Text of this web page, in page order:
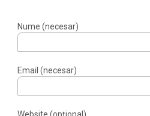
Nume (necesar)
Email (necesar)